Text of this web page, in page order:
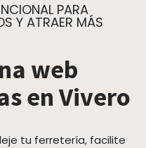
PARA
Y ATRAER MÁS
web
en Vivero
tu ferretería, facilite